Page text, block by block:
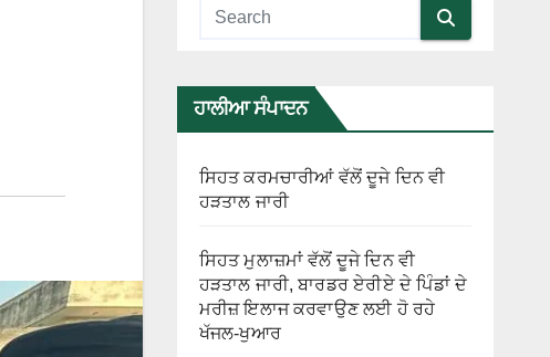
ਹਾਲੀਆ ਸੰਪਾਦਨ
ਸਿਹਤ ਕਰਮਚਾਰੀਆਂ ਵੱਲੋਂ ਦੂਜੇ ਦਿਨ ਵੀ
ਹੜਤਾਲ ਜਾਰੀ
ਸਿਹਤ ਮੁਲਾਜ਼ਮਾਂ ਵੱਲੋਂ ਦੂਜੇ ਦਿਨ ਵੀ
ਹੜਤਾਲ ਜਾਰੀ, ਬਾਰਡਰ ਏਰੀਏ ਦੇ ਪਿੰਡਾਂ ਦੇ
ਮਰੀਜ਼ ਇਲਾਜ ਕਰਵਾਉਣ ਲਈ ਹੋ ਰਹੇ
ਖੱਜਲ-ਖੁਆਰ